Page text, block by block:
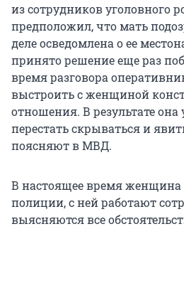
из сотрудников уголовного
предположил, что мать
деле осведомлена о ее
принято решение еще раз
время разговора
выстроить с женщиной
отношения. В результате она
перестать скрываться и
поясняют в МВД.
В настоящее время женщина
полиции, с ней работают
выясняются все